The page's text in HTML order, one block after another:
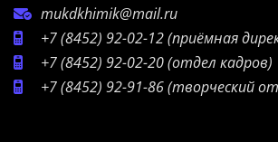
mukdkhimik@mail.ru
+7 (8452) 92-02-12(приёмная
+7 (8452) 92-02-20(отдел кадров)
+7 (8452) 92-91-86(творческий